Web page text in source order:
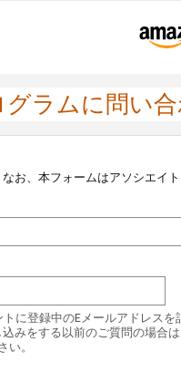
ラムに問い
お、本フォームはアソシエイ
に登録中のEメールアドレスを
みをする以前のご質問の場合
い。